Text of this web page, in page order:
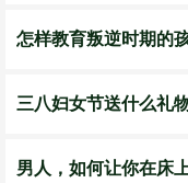
怎样教育叛逆时期的
三八妇女节送什么礼
男人，如何让你在床